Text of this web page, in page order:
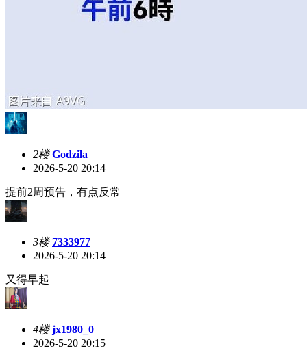
2楼 Godzila
2026-5-20 20:14
提前2周预告，有点反常
3楼 7333977
2026-5-20 20:14
又得早起
4楼 jx1980_0
2026-5-20 20:15